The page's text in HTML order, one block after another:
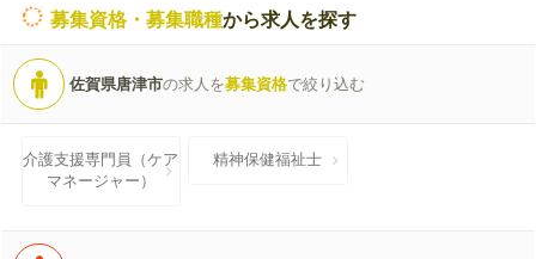
募集資格・募集職種から求人を探す
佐賀県唐津市の求人を募集資格で絞り込む
介護支援専門員（ケア
マネージャー）
精神保健福祉士